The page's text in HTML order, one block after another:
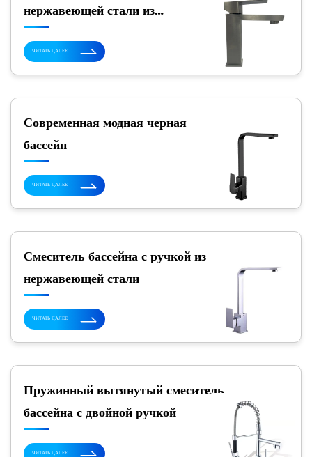
нержавеющей стали из
нержавеющей стали
ЧИТАТЬ ДАЛЕЕ
Современная модная черная
бассейн
ЧИТАТЬ ДАЛЕЕ
Смеситель бассейна с ручкой из
нержавеющей стали
ЧИТАТЬ ДАЛЕЕ
Пружинный вытянутый смеситель
бассейна с двойной ручкой
ЧИТАТЬ ДАЛЕЕ